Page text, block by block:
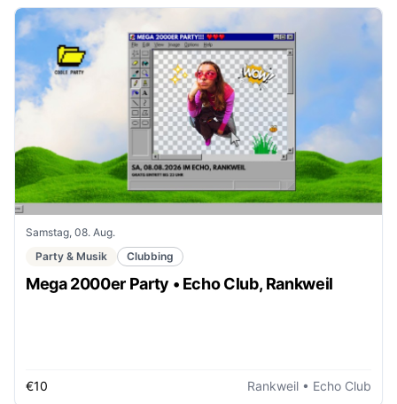
Samstag, 08. Aug.
Party & Musik
Clubbing
Mega 2000er Party • Echo Club, Rankweil
€10 Rankweil • Echo Club